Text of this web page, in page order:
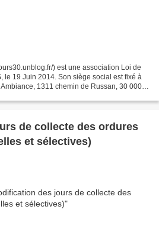
) est une association Loi de
le 19 Juin 2014. Son siège social est fixé à
1311 chemin de Russan, 30 000
de collecte des ordures
et sélectives)